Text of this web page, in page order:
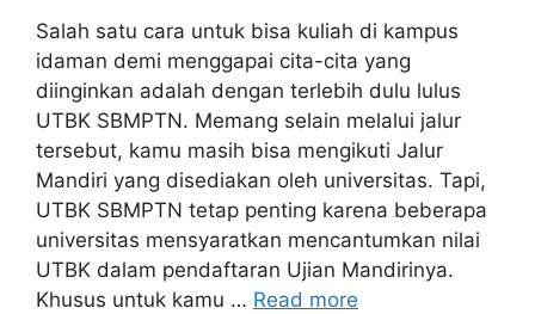
Salah satu cara untuk bisa kuliah di kampus
idaman demi menggapai cita-cita yang
diinginkan adalah dengan terlebih dulu lulus
UTBK SBMPTN. Memang selain melalui jalur
tersebut, kamu masih bisa mengikuti Jalur
Mandiri yang disediakan oleh universitas. Tapi,
UTBK SBMPTN tetap penting karena beberapa
universitas mensyaratkan mencantumkan nilai
UTBK dalam pendaftaran Ujian Mandirinya.
Khusus untuk kamu … Read more